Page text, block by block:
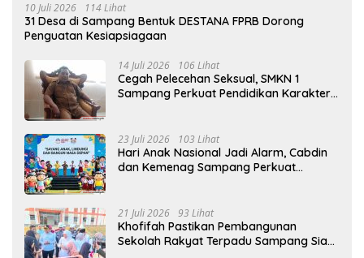
10 Juli 2026 114 Lihat
31 Desa di Sampang Bentuk DESTANA FPRB Dorong
Penguatan Kesiapsiagaan
14 Juli 2026 106 Lihat
Cegah Pelecehan Seksual, SMKN 1
Sampang Perkuat Pendidikan Karakter
23 Juli 2026 103 Lihat
Hari Anak Nasional Jadi Alarm, Cabdin
dan Kemenag Sampang Perkuat
21 Juli 2026 93 Lihat
Khofifah Pastikan Pembangunan
Sekolah Rakyat Terpadu Sampang Siap